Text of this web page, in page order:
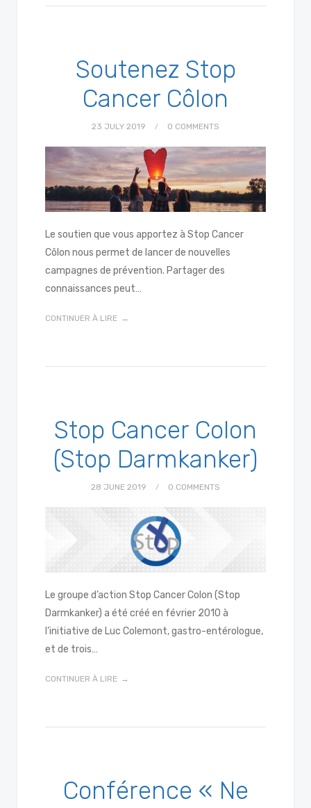
Soutenez Stop
Cancer Côlon
23 JULY 2019 0 COMMENTS
Le soutien que vous apportez à Stop Cancer
Côlon nous permet de lancer de nouvelles
campagnes de prévention. Partager des
connaissances peut…
CONTINUER À LIRE
Stop Cancer Colon
(Stop Darmkanker)
28 JUNE 2019 0 COMMENTS
Le groupe d’action Stop Cancer Colon (Stop
Darmkanker) a été créé en février 2010 à
l’initiative de Luc Colemont, gastro-entérologue,
et de trois…
CONTINUER À LIRE
Conférence « Ne